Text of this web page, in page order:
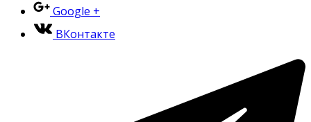
Google +
ВКонтакте